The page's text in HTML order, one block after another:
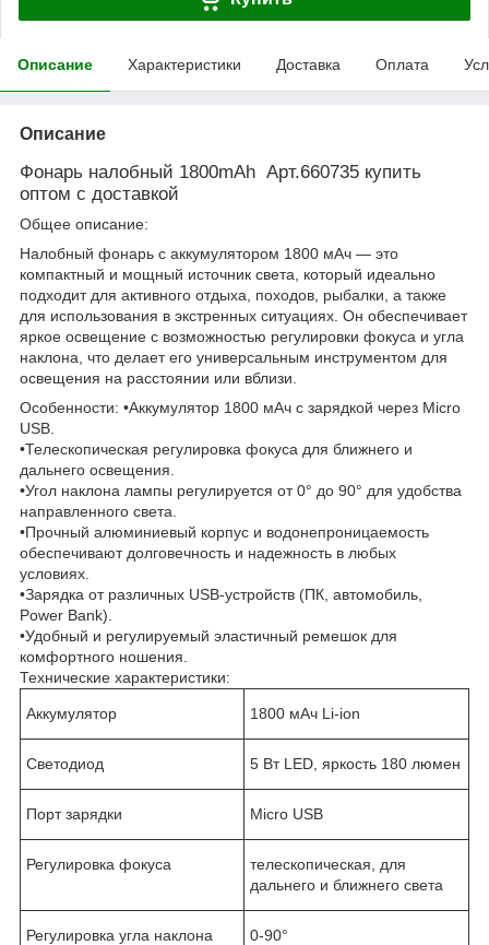
Описание Характеристики Доставка Оплата
Описание
Фонарь налобный 1800mAh Арт.660735 купить
оптом с доставкой
Общее описание:
Налобный фонарь с аккумулятором 1800 мАч — это
компактный и мощный источник света, который идеально
подходит для активного отдыха, походов, рыбалки, а также
для использования в экстренных ситуациях. Он обеспечивает
яркое освещение с возможностью регулировки фокуса и угла
наклона, что делает его универсальным инструментом для
освещения на расстоянии или вблизи.
Особенности: •Аккумулятор 1800 мАч с зарядкой через Micro
USB.
•Телескопическая регулировка фокуса для ближнего и
дальнего освещения.
•Угол наклона лампы регулируется от 0° до 90° для удобства
направленного света.
•Прочный алюминиевый корпус и водонепроницаемость
обеспечивают долговечность и надежность в любых
условиях.
•Зарядка от различных USB-устройств (ПК, автомобиль,
Power Bank).
•Удобный и регулируемый эластичный ремешок для
комфортного ношения.
Технические характеристики:
Аккумулятор 1800 мАч Li-ion
Светодиод 5 Вт LED, яркость 180 люмен
Порт зарядки Micro USB
Регулировка фокуса
телескопическая, для
дальнего и ближнего света
Регулировка угла наклона 0-90°